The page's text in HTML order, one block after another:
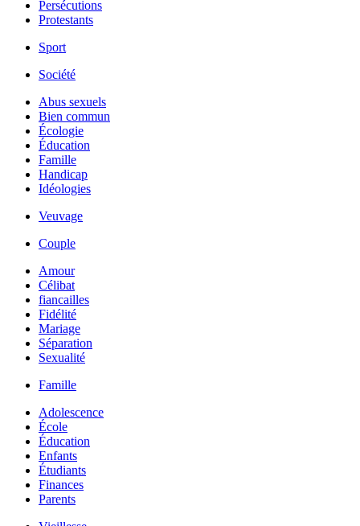
Persécutions
Protestants
Sport
Société
Abus sexuels
Bien commun
Écologie
Éducation
Famille
Handicap
Idéologies
Veuvage
Couple
Amour
Célibat
fiancailles
Fidélité
Mariage
Séparation
Sexualité
Famille
Adolescence
École
Éducation
Enfants
Étudiants
Finances
Parents